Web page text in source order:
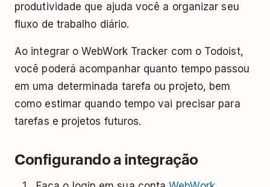
produtividade que ajuda você a organizar seu
fluxo de trabalho diário.
Ao integrar o WebWork Tracker com o Todoist,
você poderá acompanhar quanto tempo passou
em uma determinada tarefa ou projeto, bem
como estimar quando tempo vai precisar para
tarefas e projetos futuros.
Configurando a integração